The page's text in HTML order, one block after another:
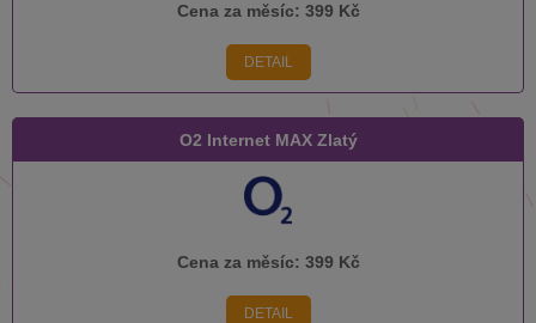
Cena za měsíc: 399 Kč
DETAIL
O2 Internet MAX Zlatý
Cena za měsíc: 399 Kč
DETAIL